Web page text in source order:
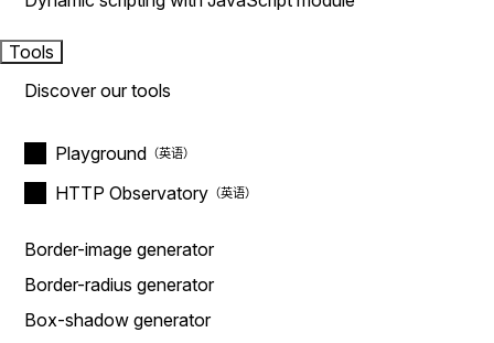
Tools
Discover our tools
Playground
HTTP Observatory
Border-image generator
Border-radius generator
Box-shadow generator